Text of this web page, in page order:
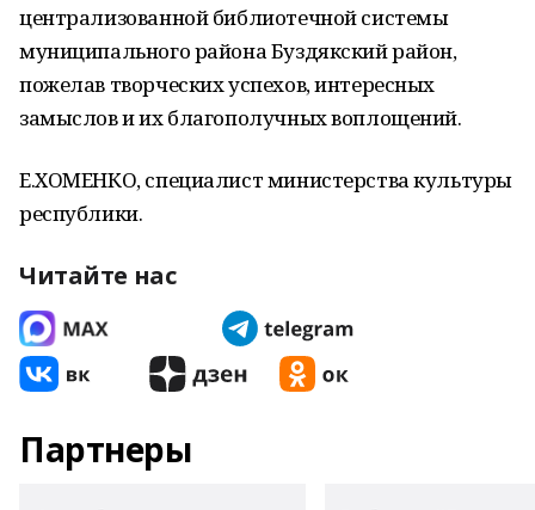
централизованной библиотечной системы
муниципального района Буздякский район,
пожелав творческих успехов, интересных
замыслов и их благополучных воплощений.
Е.ХОМЕНКО, специалист министерства культуры
республики.
Читайте нас
Партнеры